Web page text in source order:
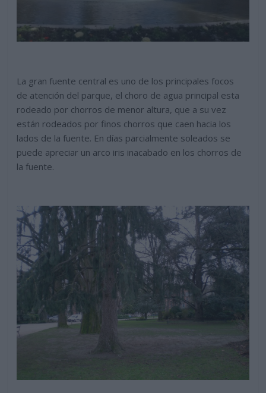
La gran fuente central es uno de los principales focos
de atención del parque, el choro de agua principal esta
rodeado por chorros de menor altura, que a su vez
están rodeados por finos chorros que caen hacia los
lados de la fuente. En días parcialmente soleados se
puede apreciar un arco iris inacabado en los chorros de
la fuente.